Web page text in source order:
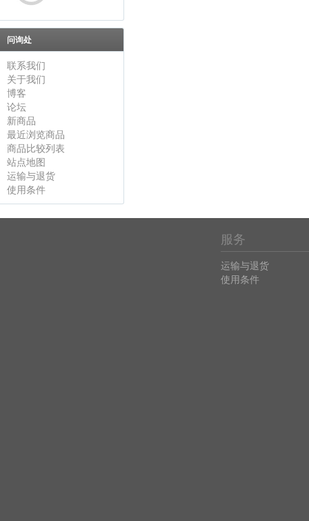
问询处
联系我们
关于我们
博客
论坛
新商品
最近浏览商品
商品比较列表
站点地图
运输与退货
使用条件
服务
运输与退货
使用条件